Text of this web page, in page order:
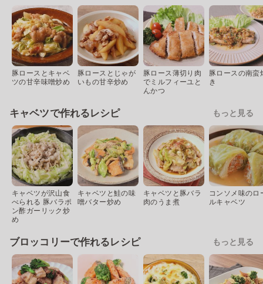
豚ロースとキャベ
ツの甘辛味噌炒め
豚ロースとじゃが
いもの甘辛炒め
豚ロース薄切り肉
でミルフィーユと
んかつ
豚ロースの南蛮
き
キャベツで作れるレシピ もっと見る
キャベツが沢山食
べられる 豚バラポ
ン酢ガーリック炒
め
キャベツと鮭の味
噌バター炒め
キャベツと豚バラ
肉のうま煮
コンソメ味のロ
ルキャベツ
ブロッコリーで作れるレシピ もっと見る